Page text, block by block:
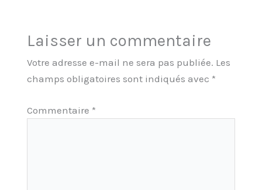
Laisser un commentaire
Votre adresse e-mail ne sera pas publiée. Les
champs obligatoires sont indiqués avec *
Commentaire *